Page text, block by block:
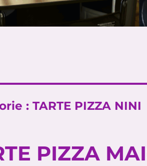
:TARTE PIZZA NINI
PIZZA